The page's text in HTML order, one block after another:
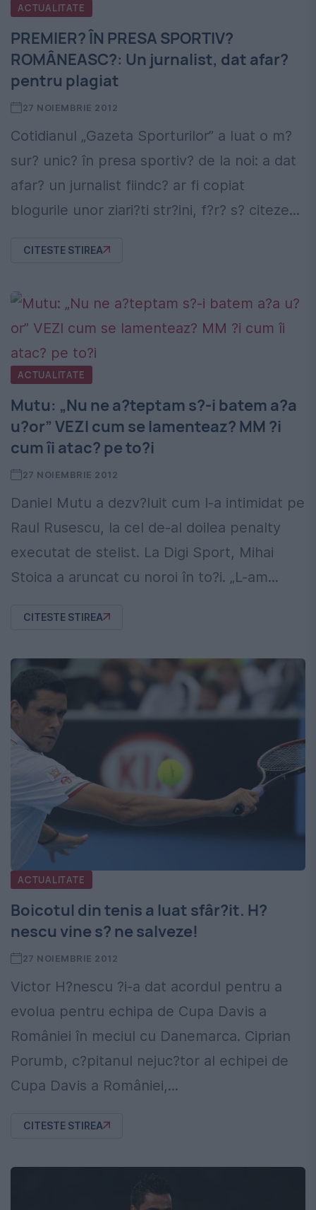
ACTUALITATE
PREMIER? ÎN PRESA SPORTIV?
ROMÂNEASC?: Un jurnalist, dat afar?
pentru plagiat
27 NOIEMBRIE 2012
Cotidianul „Gazeta Sporturilor” a luat o m?
sur? unic? în presa sportiv? de la noi: a dat
afar? un jurnalist fiindc? ar fi copiat
blogurile unor ziari?ti str?ini, f?r? s? citeze...
CITESTE STIREA
ACTUALITATE
Mutu: „Nu ne a?teptam s?-i batem a?a
u?or” VEZI cum se lamenteaz? MM ?i
cum îi atac? pe to?i
27 NOIEMBRIE 2012
Daniel Mutu a dezv?luit cum l-a intimidat pe
Raul Rusescu, la cel de-al doilea penalty
executat de stelist. La Digi Sport, Mihai
Stoica a aruncat cu noroi în to?i. „L-am...
CITESTE STIREA
ACTUALITATE
Boicotul din tenis a luat sfâr?it. H?
nescu vine s? ne salveze!
27 NOIEMBRIE 2012
Victor H?nescu ?i-a dat acordul pentru a
evolua pentru echipa de Cupa Davis a
României în meciul cu Danemarca. Ciprian
Porumb, c?pitanul nejuc?tor al echipei de
Cupa Davis a României,...
CITESTE STIREA